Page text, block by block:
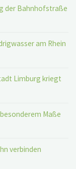
der Bahnhofstraße
am Rhein
Limburg kriegt
Maße
verbinden